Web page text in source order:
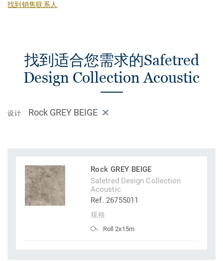
找到销售联系人
找到适合您需求的Safetred
Design Collection Acoustic
设计 Rock GREY BEIGE
Rock GREY BEIGE
Safetred Design Collection
Acoustic
Ref. 26755011
规格
Roll 2x15m